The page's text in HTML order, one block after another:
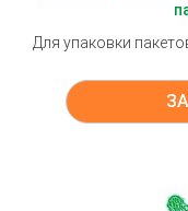
Для упаковки